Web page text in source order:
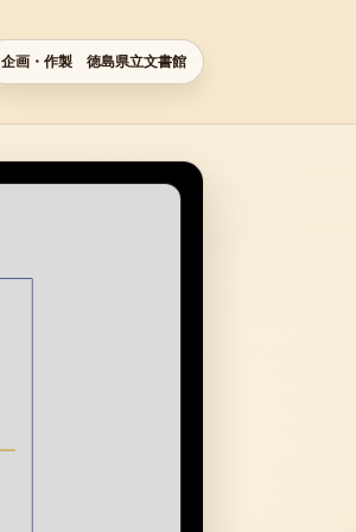
企画・作製 徳島県立文書館